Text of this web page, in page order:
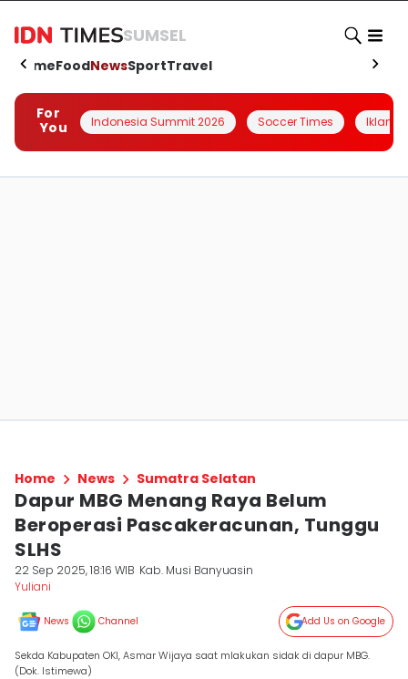
SUMSEL
HomeFoodNewsSportTravel
For
You
Indonesia Summit 2026 Soccer Times Iklanin
Home News Sumatra Selatan
Dapur MBG Menang Raya Belum
Beroperasi Pascakeracunan, Tunggu
SLHS
22 Sep 2025, 18:16 WIB Kab. Musi Banyuasin
Yuliani
News Channel Add Us on Google
Sekda Kabupaten OKI, Asmar Wijaya saat mlakukan sidak di dapur MBG.
(Dok. Istimewa)